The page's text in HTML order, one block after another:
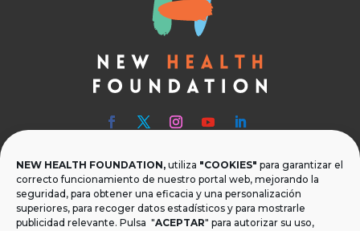
NEW HEALTH FOUNDATION, utiliza "COOKIES" para garantizar el
correcto funcionamiento de nuestro portal web, mejorando la
seguridad, para obtener una eficacia y una personalización
superiores, para recoger datos estadísticos y para mostrarle
publicidad relevante. Pulsa "ACEPTAR" para autorizar su uso,
 Teléfono
T.+34 954 219 597